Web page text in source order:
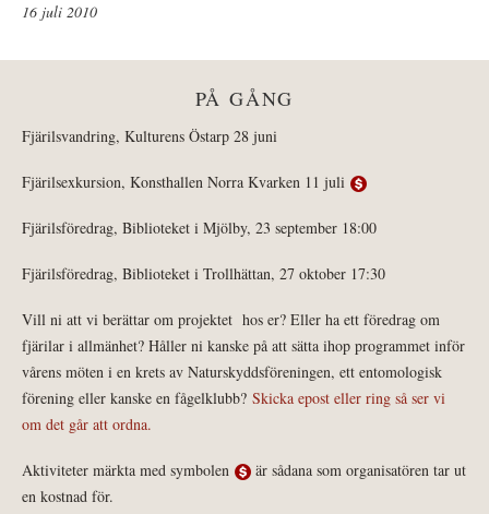
16 juli 2010
PÅ GÅNG
Fjärilsvandring, Kulturens Östarp 28 juni
Fjärilsexkursion, Konsthallen Norra Kvarken 11 juli
Fjärilsföredrag, Biblioteket i Mjölby, 23 september 18:00
Fjärilsföredrag, Biblioteket i Trollhättan, 27 oktober 17:30
Vill ni att vi berättar om projektet hos er? Eller ha ett föredrag om
fjärilar i allmänhet? Håller ni kanske på att sätta ihop programmet inför
vårens möten i en krets av Naturskyddsföreningen, ett entomologisk
förening eller kanske en fågelklubb? Skicka epost eller ring så ser vi
om det går att ordna.
Aktiviteter märkta med symbolen
är sådana som organisatören tar ut
en kostnad för.